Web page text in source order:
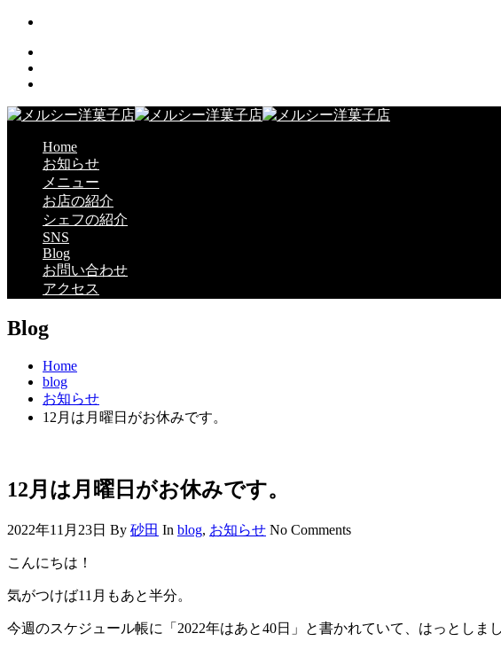
Home
お知らせ
メニュー
お店の紹介
シェフの紹介
SNS
Blog
お問い合わせ
アクセス
Blog
Home
blog
お知らせ
12月は月曜日がお休みです。
12月は月曜日がお休みです。
2022年11月23日 By 砂田 In blog, お知らせ No Comments
こんにちは！
気がつけば11月もあと半分。
今週のスケジュール帳に「2022年はあと40日」と書かれていて、はっとしまし